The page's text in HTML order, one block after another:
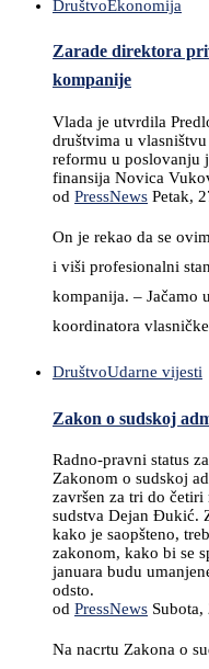
DruštvoEkonomija
Zarade direktora
kompanije
Vlada je utvrdila
društvima u
reformu u poslovanju
finansija Novica
od PressNews Petak,
On je rekao da se
i viši profesionalni
kompanija. – Jačamo
koordinatora
DruštvoUdarne vijesti
Zakon o sudskoj
Radno-pravni status
Zakonom o sudskoj
završen za tri do četiri
sudstva Dejan Đukić.
kako je saopšteno,
zakonom, kako bi se
januara budu
odsto.
od PressNews
Na nacrtu Zakona o